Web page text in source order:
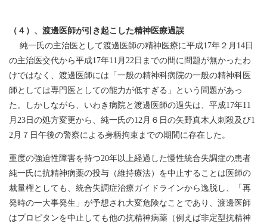
（４）、渡邊医師が引き起こした精神医療過誤
純一氏の主治医として渡邊医師の精神医療に平成17年２月14日
の主治医交代から平成17年11月22日までの間に問題が無かったわ
けではなく、渡邊医師には「一般の精神科病院の一般の精神科医
師としては専門医としての能力が低すぎる」という問題があっ
た。しかしながら、いわき病院と渡邊医師の過失は、平成17年11
月23日の処方変更から、純一氏の12月６日の矢野真木人刺殺及び1
2月７日午後の警察による身柄拘束までの期間に存在した。
重度の強迫性障害を持つ20年以上経過した慢性統合失調症の患者
純一氏に抗精神病薬の投与（維持療法）を中止することは医師の
裁量権としても、統合失調症治療ガイドラインから逸脱し、「再
発時の一大事発生」が予想され大変危険なことであり、渡邊医師
はプロピタンを中止しても他の抗精神病薬（例えば非定型抗精神